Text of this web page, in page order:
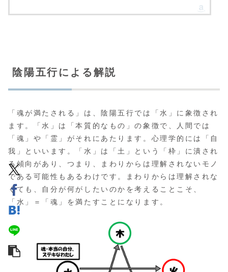
陰陽五行による解説
「魂が満たされる」は、陰陽五行では「水」に象徴され
ます。「水」は「本質的なもの」の象徴で、人間では
「魂」や「霊」がそれにあたります。心理学的には「自
我」といいます。「水」は「土」という「枠」に潰され
る傾向があり、つまり、まわりからは理解されないモノ
である可能性もあるわけです。まわりからは理解されな
くても、自分が何がしたいのかを考えることこそ、
「水」＝「魂」を満たすことになります。